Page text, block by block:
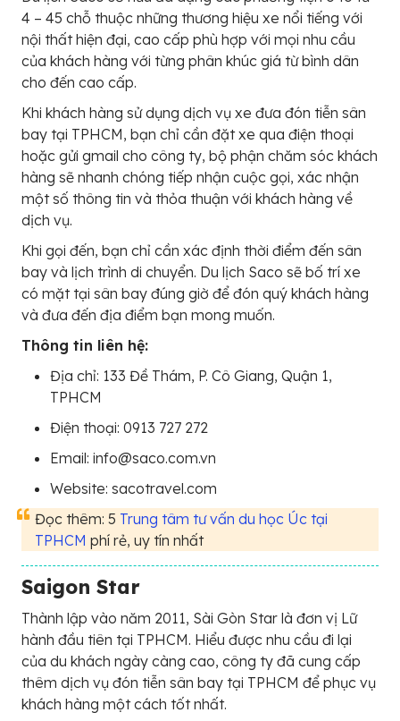
4 – 45 chỗ thuộc những thương hiệu xe nổi tiếng với
nội thất hiện đại, cao cấp phù hợp với mọi nhu cầu
của khách hàng với từng phân khúc giá từ bình dân
cho đến cao cấp.
Khi khách hàng sử dụng dịch vụ xe đưa đón tiễn sân
bay tại TPHCM, bạn chỉ cần đặt xe qua điện thoại
hoặc gửi gmail cho công ty, bộ phận chăm sóc khách
hàng sẽ nhanh chóng tiếp nhận cuộc gọi, xác nhận
một số thông tin và thỏa thuận với khách hàng về
dịch vụ.
Khi gọi đến, bạn chỉ cần xác định thời điểm đến sân
bay và lịch trình di chuyển. Du lịch Saco sẽ bố trí xe
có mặt tại sân bay đúng giờ để đón quý khách hàng
và đưa đến địa điểm bạn mong muốn.
Thông tin liên hệ:
Địa chỉ: 133 Đề Thám, P. Cô Giang, Quận 1,
TPHCM
Điện thoại: 0913 727 272
Email: info@saco.com.vn
Website: sacotravel.com
Đọc thêm: 5 Trung tâm tư vấn du học Úc tại
TPHCM phí rẻ, uy tín nhất
Saigon Star
Thành lập vào năm 2011, Sài Gòn Star là đơn vị Lữ
hành đầu tiên tại TPHCM. Hiểu được nhu cầu đi lại
của du khách ngày càng cao, công ty đã cung cấp
thêm dịch vụ đón tiễn sân bay tại TPHCM để phục vụ
khách hàng một cách tốt nhất.